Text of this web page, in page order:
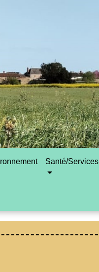
Santé/Services